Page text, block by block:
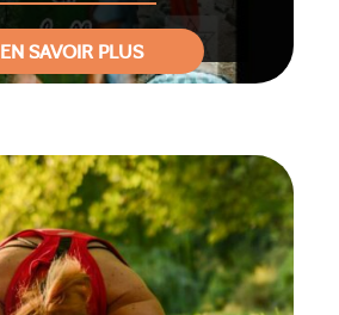
EN SAVOIR PLUS